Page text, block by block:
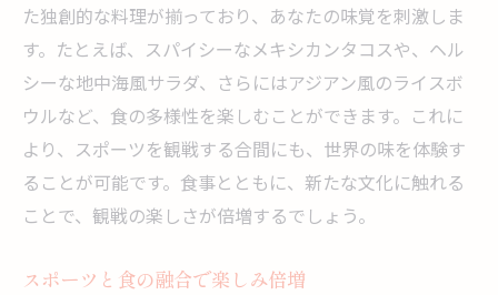
リンク
視界良好なスポーツバーでの観戦と絶品メニュ
ーの楽しみ方
クリアな映像と音響で臨場感を演出
前列席からでも楽しめるメニューの工夫
快適な座席とともに楽しむ料理体験
全方位から楽しむパノラマビュー
た独創的な料理が揃っており、あなたの味覚を刺激しま
す。たとえば、スパイシーなメキシカンタコスや、ヘル
シーな地中海風サラダ、さらにはアジアン風のライスボ
ウルなど、食の多様性を楽しむことができます。これに
より、スポーツを観戦する合間にも、世界の味を体験す
ることが可能です。食事とともに、新たな文化に触れる
ことで、観戦の楽しさが倍増するでしょう。
スポーツと食の融合で楽しみ倍増